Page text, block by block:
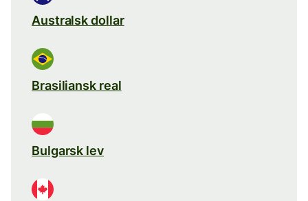
Australsk dollar
Brasiliansk real
Bulgarsk lev